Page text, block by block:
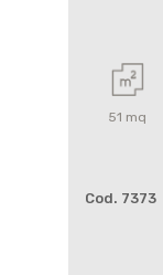
51 mq
Cod. 7373